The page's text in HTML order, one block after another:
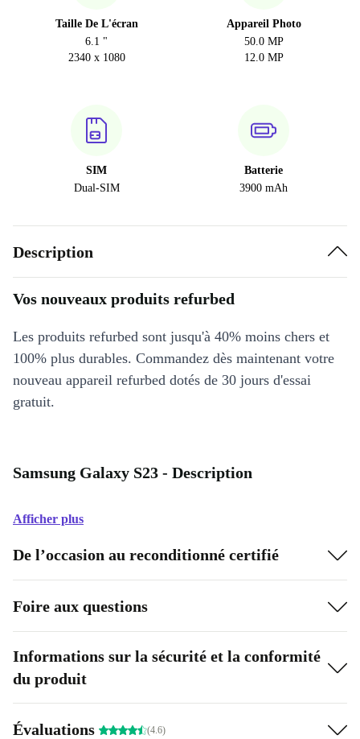
Taille De L'écran
6.1 "
2340 x 1080
Appareil Photo
50.0 MP
12.0 MP
SIM
Dual-SIM
Batterie
3900 mAh
Description
Vos nouveaux produits refurbed
Les produits refurbed sont jusqu'à 40% moins chers et
100% plus durables. Commandez dès maintenant votre
nouveau appareil refurbed dotés de 30 jours d'essai
gratuit.
Samsung Galaxy S23 - Description
Afficher plus
De l’occasion au reconditionné certifié
Foire aux questions
Informations sur la sécurité et la conformité
du produit
Évaluations (4.6)